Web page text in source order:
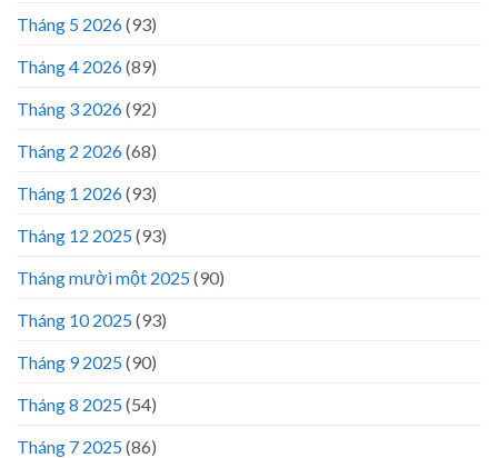
Tháng 5 2026(93)
Tháng 4 2026(89)
Tháng 3 2026(92)
Tháng 2 2026(68)
Tháng 1 2026(93)
Tháng 12 2025(93)
Tháng mười một 2025(90)
Tháng 10 2025(93)
Tháng 9 2025(90)
Tháng 8 2025(54)
Tháng 7 2025(86)